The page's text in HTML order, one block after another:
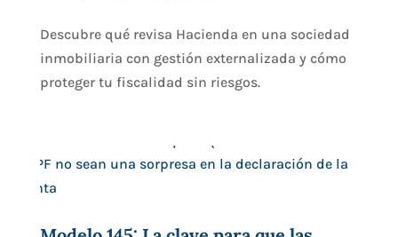
Descubre qué revisa Hacienda en una sociedad
inmobiliaria con gestión externalizada y cómo
proteger tu fiscalidad sin riesgos.